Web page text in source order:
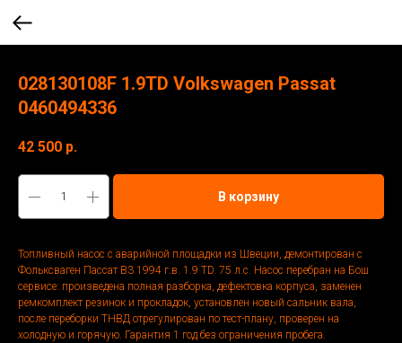
028130108F 1.9TD Volkswagen Passat
0460494336
42 500 р.
В корзину
Топливный насос с аварийной площадки из Швеции, демонтирован с
Фольксваген Пассат В3 1994 г.в. 1.9 ТD. 75 л.с. Насос перебран на Бош
сервисе: произведена полная разборка, дефектовка корпуса, заменен
ремкомплект резинок и прокладок, установлен новый сальник вала,
после переборки ТНВД отрегулирован по тест-плану, проверен на
холодную и горячую. Гарантия 1 год без ограничения пробега.